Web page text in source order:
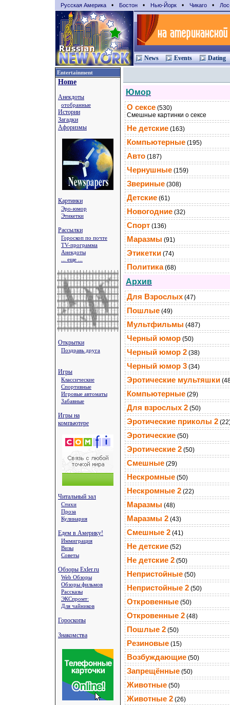
Русская Америка • Бостон • Нью-Йорк • Чикаго •
News Events Dating
Entertainment
Home
Анекдоты
отобранные
Истории
Загадки
Афоризмы
Картинки
Эро-юмор
Этикетки
Рассылки
Гороскоп по почте
TV-программа
Анекдоты
... еще ...
Открытки
Поздравь друга
Игры
Классические
Спортивные
Игровые автоматы
Забавные
Игры на
компьютере
Читальный зал
Стихи
Проза
Кулинария
Едем в Америку!
Иммиграция
Визы
Советы
Обзоры Exler.ru
Web Обзоры
Обзоры фильмов
Рассказы
ЭКСпромт:
Для чайников
Гороскопы
Знакомства
Юмор
О сексе (530)
Смешные картинки о сексе
Не детские (163)
Компьютерные (195)
Авто (187)
Чернушные (159)
Звериные (308)
Детские (61)
Новогодние (32)
Спорт (136)
Маразмы (91)
Этикетки (74)
Политика(68)
Архив
Для Взрослых (47)
Пошлые (49)
Мультфильмы (487)
Черный юмор (50)
Черный юмор 2 (38)
Черный юмор 3 (34)
Эротические мультяшки
Компьютерные (29)
Для взрослых 2 (50)
Эротические приколы 2
Эротические (50)
Эротические 2 (50)
Смешные (29)
Нескромные (50)
Нескромные 2 (22)
Маразмы (48)
Маразмы 2 (43)
Смешные 2 (41)
Не детские (52)
Не детские 2 (50)
Непристойные (50)
Непристойные 2 (50)
Откровенные (50)
Откровенные 2 (48)
Пошлые 2 (50)
Резиновые (15)
Возбуждающие (50)
Запрещённые (50)
Животные (50)
Животные 2 (26)